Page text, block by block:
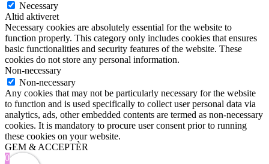
Necessary
Altid aktiveret
Necessary cookies are absolutely essential for the website to
function properly. This category only includes cookies that ensures
basic functionalities and security features of the website. These
cookies do not store any personal information.
Non-necessary
Non-necessary
Any cookies that may not be particularly necessary for the website
to function and is used specifically to collect user personal data via
analytics, ads, other embedded contents are termed as non-necessary
cookies. It is mandatory to procure user consent prior to running
these cookies on your website.
GEM & ACCEPTÈR
0